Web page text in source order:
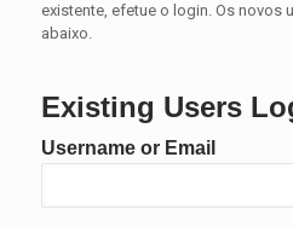
existente, efetue o login. Os novos
abaixo.
Existing Users
Username or Email